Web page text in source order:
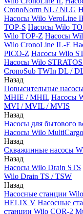
CronoNorm NL / NLG
Насосы Wilo VeroLine
TOP-S Насосы Wilo
Wilo TOP-Z Насосы
Wilo CronoLine IL-E
PICO-Z Насосы Wilo
Насосы Wilo
CronoSub TWIn DL /
Назад
Повысительные
MHIE / MHIL Насосы
MVI / MVIL / MVIS
Назад
Насосы для бытового
Насосы Wilo MultiCargo
Назад
Скважинные насосы
Назад
Насосы Wilo Drain STS
Wilo Drain TS / TSW
Назад
Насосные станции Wilo
HELIX V Насосные
станции Wilo COR-2